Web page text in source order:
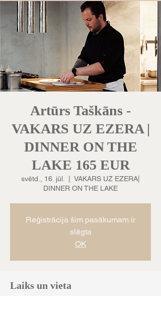
Artūrs Taškāns -
VAKARS UZ EZERA |
DINNER ON THE
LAKE 165 EUR
svētd., 16. jūl.
VAKARS UZ EZERA|
DINNER ON THE LAKE
Reģistrācija šim pasākumam ir
slēgta
OK
Laiks un vieta